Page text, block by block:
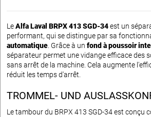
LeAlfa Laval BRPX 413 SGD-34est un
performant, qui se distingue par sa
automatique. Grâce à un fond à poussoir
séparateur permet une vidange efficace des
sans arrêt de la machine. Cela augmente
réduit les temps d'arrêt.
TROMMEL- UND
Le tambour du BRPX 413 SGD-34 est conçu